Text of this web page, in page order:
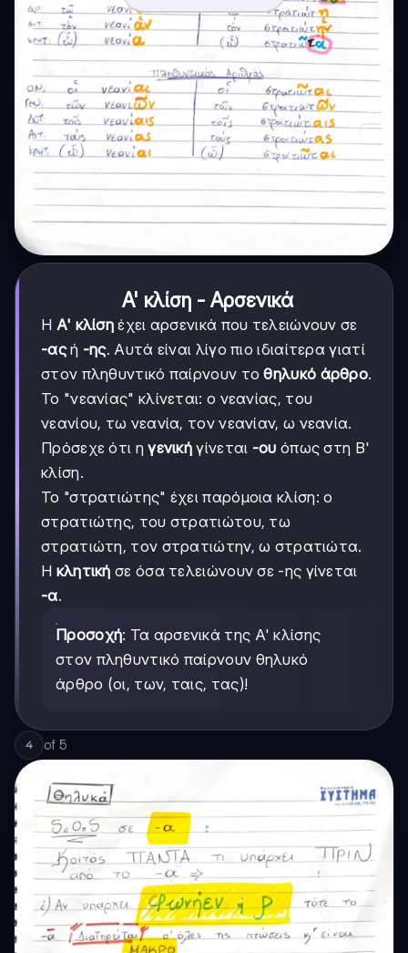
Α' κλίση - Αρσενικά
Η Α' κλίση έχει αρσενικά που τελειώνουν σε
-αςή -ης. Αυτά είναι λίγο πιο ιδιαίτερα γιατί
στον πληθυντικό παίρνουν τοθηλυκό άρθρο.
Το "νεανίας" κλίνεται: ο νεανίας, του
νεανίου, τω νεανία, τον νεανίαν, ω νεανία.
Πρόσεχε ότι ηγενική γίνεται -ου όπως στη Β'
κλίση.
Το "στρατιώτης" έχει παρόμοια κλίση: ο
στρατιώτης, του στρατιώτου, τω
στρατιώτη, τον στρατιώτην, ω στρατιώτα.
Η κλητική σε όσα τελειώνουν σε -ης γίνεται
-α.
Προσοχή: Τα αρσενικά της Α' κλίσης
στον πληθυντικό παίρνουν θηλυκό
άρθρο (οι, των, ταις, τας)!
4 of 5